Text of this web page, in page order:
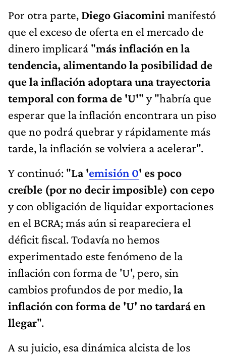
Por otra parte, Diego Giacomini manifestó
que el exceso de oferta en el mercado de
dinero implicará "más inflación en la
tendencia, alimentando la posibilidad de
que la inflación adoptara una trayectoria
temporal con forma de 'U'" y "habría que
esperar que la inflación encontrara un piso
que no podrá quebrar y rápidamente más
tarde, la inflación se volviera a acelerar".
Y continuó: "La 'emisión 0' es poco
creíble (por no decir imposible) con cepo
y con obligación de liquidar exportaciones
en el BCRA; más aún si reapareciera el
déficit fiscal. Todavía no hemos
experimentado este fenómeno de la
inflación con forma de 'U', pero, sin
cambios profundos de por medio,la
inflación con forma de 'U' no tardará en
llegar".
A su juicio, esa dinámica alcista de los